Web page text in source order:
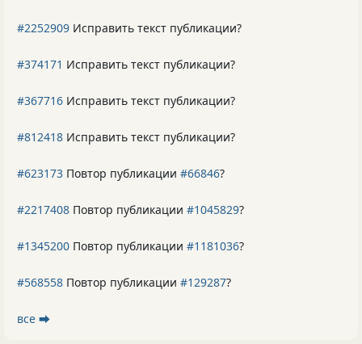
#2252909 Исправить текст публикации?
#374171 Исправить текст публикации?
#367716 Исправить текст публикации?
#812418 Исправить текст публикации?
#623173 Повтор публикации #66846?
#2217408 Повтор публикации #1045829?
#1345200 Повтор публикации #1181036?
#568558 Повтор публикации #129287?
все ⮕